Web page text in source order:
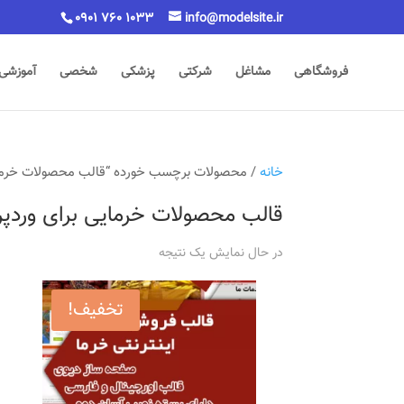
0901 760 1033 info@modelsite.ir
فروشگاهی مشاغل شرکتی پزشکی شخصی
خانه/ محصولات برچسب خورده “قالب محصولات
قالب محصولات خرمایی برای
در حال نمایش یک نتیجه
تخفیف!